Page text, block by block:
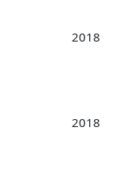
2018
2018